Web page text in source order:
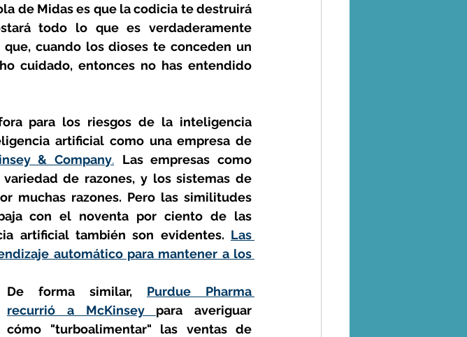
de Midas es que la codicia te destruirá
todo lo que es verdaderamente
cuando los dioses te conceden un
cuidado, entonces no has entendido
para los riesgos de la inteligencia
artificial como una empresa de
& Company.
Las empresas como
de razones, y los sistemas de
muchas razones. Pero las similitudes
con el noventa por ciento de las
artificial también son evidentes. Las
automático para mantener a los
De forma similar, Purdue Pharma
recurrió a McKinsey para averiguar
cómo "turboalimentar" las ventas de